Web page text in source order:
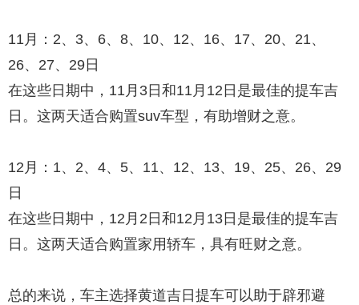
11月：2、3、6、8、10、12、16、17、20、21、
26、27、29日
在这些日期中，11月3日和11月12日是最佳的提车吉
日。这两天适合购置suv车型，有助增财之意。
12月：1、2、4、5、11、12、13、19、25、26、29
日
在这些日期中，12月2日和12月13日是最佳的提车吉
日。这两天适合购置家用轿车，具有旺财之意。
总的来说，车主选择黄道吉日提车可以助于辟邪避